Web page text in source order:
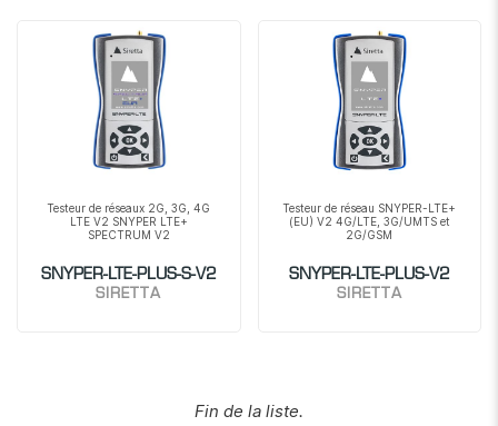
Testeur de réseaux 2G, 3G, 4G
LTE V2 SNYPER LTE+
SPECTRUM V2
SNYPER-LTE-PLUS-S-V2
SIRETTA
Testeur de réseau SNYPER-LTE+
(EU) V2 4G/LTE, 3G/UMTS et
2G/GSM
SNYPER-LTE-PLUS-V2
SIRETTA
Fin de la liste.